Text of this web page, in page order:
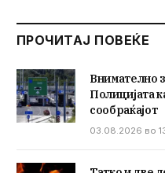
ПРОЧИТАЈ ПОВЕЌЕ
Внимателно
Полицијата
сообраќајот
03.08.2026 во